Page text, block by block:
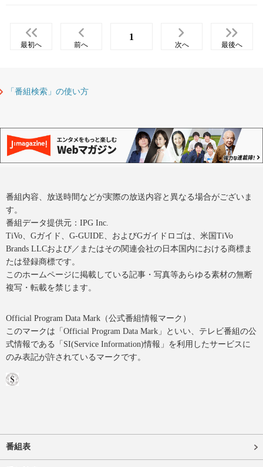
最初へ 前へ
1
次へ 最後へ
「番組検索」の使い方
番組内容、放送時間などが実際の放送内容と異なる場合がございま
す。
番組データ提供元：IPG Inc.
TiVo、Gガイド、G-GUIDE、およびGガイドロゴは、米国TiVo
Brands LLCおよび／またはその関連会社の日本国内における商標ま
たは登録商標です。
このホームページに掲載している記事・写真等あらゆる素材の無断
複写・転載を禁じます。
Official Program Data Mark（公式番組情報マーク）
このマークは「Official Program Data Mark」といい、テレビ番組の公
式情報である「SI(Service Information)情報」を利用したサービスに
のみ表記が許されているマークです。
番組表